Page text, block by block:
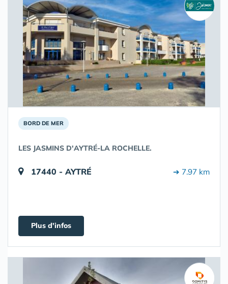
BORD DE MER
LES JASMINS D'AYTRÉ-LA ROCHELLE.
17440 - AYTRÉ ➔ 7.97 km
Plus d'infos